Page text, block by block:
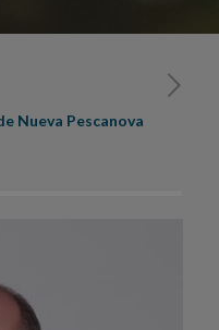
Nueva Pescanova